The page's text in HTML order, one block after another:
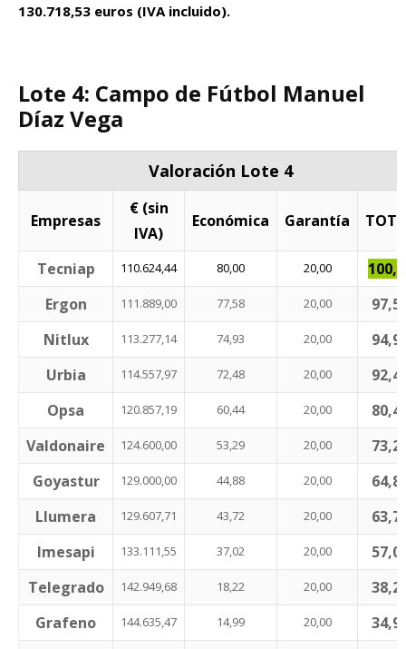
130.718,53 euros (IVA incluido).
Lote 4: Campo de Fútbol Manuel
Díaz Vega
Valoración Lote 4
Empresas
€ (sin
IVA)
Económica Garantía
Tecniap 110.624,44 80,00 20,00
Ergon
111.889,00 77,58 20,00
Nitlux
113.277,14 74,93 20,00
Urbia
114.557,97 72,48 20,00
Opsa
120.857,19 60,44 20,00
Valdonaire
124.600,00 53,29 20,00
Goyastur
129.000,00 44,88 20,00
Llumera
129.607,71 43,72 20,00
Imesapi
133.111,55 37,02 20,00
Telegrado
142.949,68 18,22 20,00
Grafeno
144.635,47 14,99 20,00